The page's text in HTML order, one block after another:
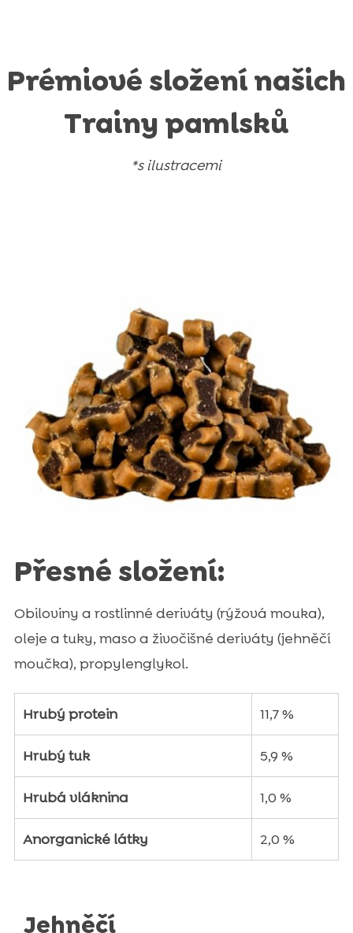
Prémiové složení našich
Trainy pamlsků
*s ilustracemi
Přesné složení:
Obiloviny a rostlinné deriváty (rýžová mouka),
oleje a tuky, maso a živočišné deriváty (jehněčí
moučka), propylenglykol.
Hrubý protein 11,7 %
Hrubý tuk 5,9 %
Hrubá vláknina 1,0 %
Anorganické látky 2,0 %
Jehněčí